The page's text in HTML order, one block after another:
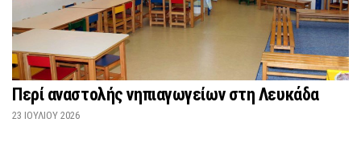
Περί αναστολής νηπιαγωγείων στη Λευκάδα
23 ΙΟΥΛΊΟΥ 2026